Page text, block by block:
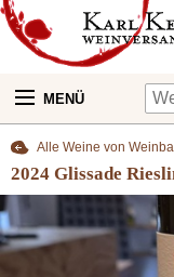
MENÜ
Alle Weine von
2024 Glissade